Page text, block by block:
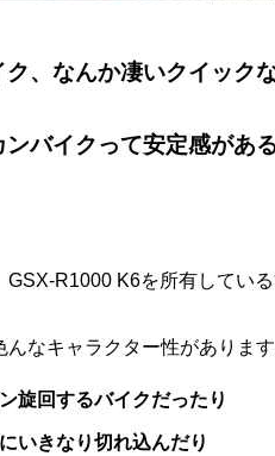
ク、なんか凄いクイック
ンバイクって安定感があ
GSX-R1000 K6を所有してい
んなキャラクター性があります
旋回するバイクだったり
いきなり切れ込んだり